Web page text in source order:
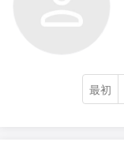
最初